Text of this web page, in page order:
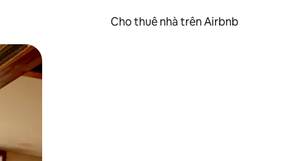
Cho thuê nhà trên Airbnb